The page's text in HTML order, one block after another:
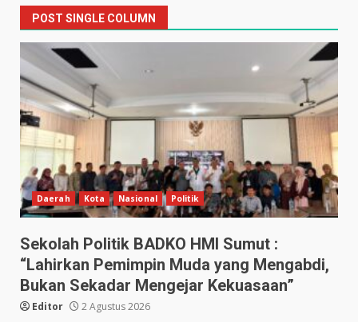
POST SINGLE COLUMN
Daerah Kota Nasional Politik
Sekolah Politik BADKO HMI Sumut :
“Lahirkan Pemimpin Muda yang Mengabdi,
Bukan Sekadar Mengejar Kekuasaan”
Editor 2 Agustus 2026